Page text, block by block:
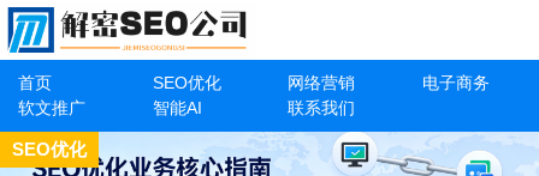
首页 SEO优化 网络营销
电子商务
软文推广
智能AI 联系我们
SEO优化